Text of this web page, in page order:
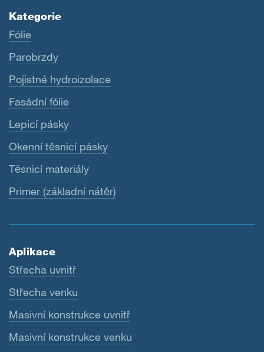
Kategorie
Fólie
Parobrzdy
Pojistné hydroizolace
Fasádní fólie
Lepicí pásky
Okenní těsnicí pásky
Těsnicí materiály
Primer (základní nátěr)
Aplikace
Střecha uvnitř
Střecha venku
Masivní konstrukce uvnitř
Masivní konstrukce venku